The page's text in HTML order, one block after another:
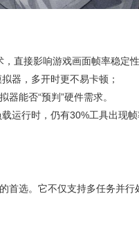
直接影响游戏画面帧率稳定性
器，多开时更不易卡顿；
能否“预判”硬件需求。
运行时，仍有30%工具出现
首选。它不仅支持多任务并行